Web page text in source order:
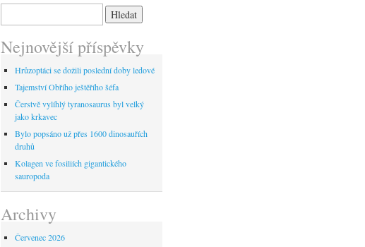
Nejnovější příspěvky
Hrůzoptáci se dožili poslední doby ledové
Tajemství Obřího ještěřího šéfa
Čerstvě vylíhlý tyranosaurus byl velký
jako krkavec
Bylo popsáno už přes 1600 dinosauřích
druhů
Kolagen ve fosiliích gigantického
sauropoda
Archivy
Červenec 2026